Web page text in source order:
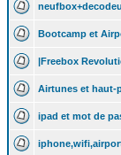
Bootcamp et
|Freebox
Airtunes et haut-
ipad et mot de